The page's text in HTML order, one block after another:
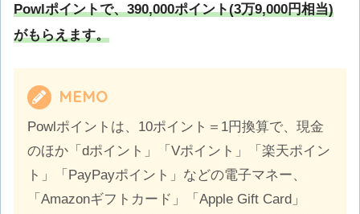
Powlポイントで、390,000ポイント(3万9,000円相当)
がもらえます。
MEMO
Powlポイントは、10ポイント＝1円換算で、現金
のほか「dポイント」「Vポイント」「楽天ポイン
ト」「PayPayポイント」などの電子マネー、
「Amazonギフトカード」「Apple Gift Card」